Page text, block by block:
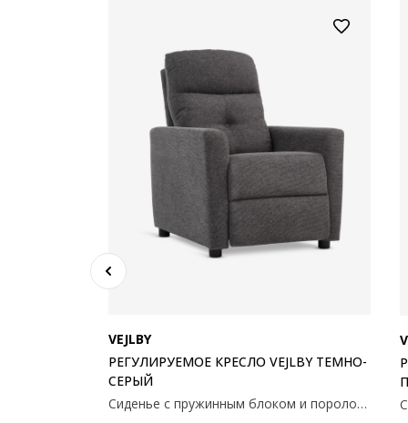
VEJLBY
РЕГУЛИРУЕМОЕ КРЕСЛО VEJLBY ТЕМНО-
СЕРЫЙ
Сиденье с пружинным блоком и поролоновой набивкой. Спинка из поролона. С бесступенчатым механизмом наклона и встроенной подставкой для ног. 75x100x91см